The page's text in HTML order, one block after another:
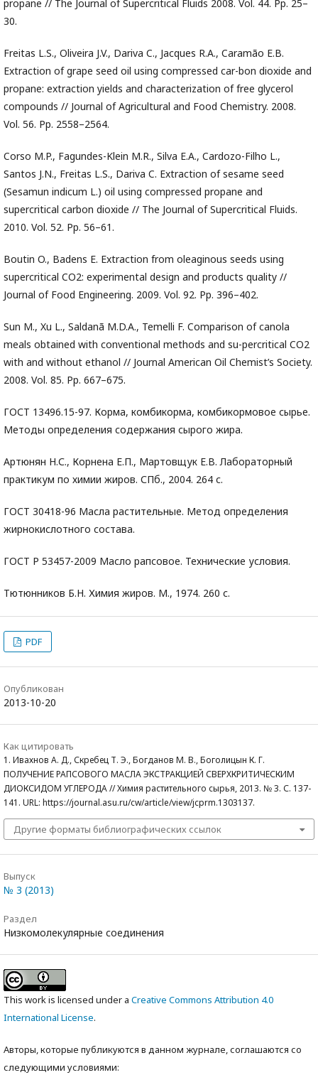
propane // The Journal of Supercritical Fluids 2008. Vol. 44. Pp. 25–
30.
Freitas L.S., Oliveira J.V., Dariva C., Jacques R.A., Caramão E.B.
Extraction of grape seed oil using compressed car-bon dioxide and
propane: extraction yields and characterization of free glycerol
compounds // Journal of Agricultural and Food Chemistry. 2008.
Vol. 56. Pp. 2558–2564.
Corso M.P., Fagundes-Klein M.R., Silva E.A., Cardozo-Filho L.,
Santos J.N., Freitas L.S., Dariva C. Extraction of sesame seed
(Sesamun indicum L.) oil using compressed propane and
supercritical carbon dioxide // The Journal of Supercritical Fluids.
2010. Vol. 52. Pp. 56–61.
Boutin O., Badens E. Extraction from oleaginous seeds using
supercritical CO2: experimental design and products quality //
Journal of Food Engineering. 2009. Vol. 92. Pp. 396–402.
Sun M., Xu L., Saldanã M.D.A., Temelli F. Comparison of canola
meals obtained with conventional methods and su-percritical CO2
with and without ethanol // Journal American Oil Chemist’s Society.
2008. Vol. 85. Pp. 667–675.
ГОСТ 13496.15-97. Корма, комбикорма, комбикормовое сырье.
Методы определения содержания сырого жира.
Артюнян Н.С., Корнена Е.П., Мартовщук Е.В. Лабораторный
практикум по химии жиров. СПб., 2004. 264 с.
ГОСТ 30418-96 Масла растительные. Метод определения
жирнокислотного состава.
ГОСТ Р 53457-2009 Масло рапсовое. Технические условия.
Тютюнников Б.Н. Химия жиров. М., 1974. 260 с.
PDF
Опубликован
2013-10-20
Как цитировать
1. Ивахнов А. Д., Скребец Т. Э., Богданов М. В., Боголицын К. Г.
ПОЛУЧЕНИЕ РАПСОВОГО МАСЛА ЭКСТРАКЦИЕЙ СВЕРХКРИТИЧЕСКИМ
ДИОКСИДОМ УГЛЕРОДА // Химия растительного сырья, 2013. № 3. С. 137-
141. URL: https://journal.asu.ru/cw/article/view/jcprm.1303137.
Другие форматы библиографических ссылок
Выпуск
№ 3 (2013)
Раздел
Низкомолекулярные соединения
This work is licensed under a Creative Commons Attribution 4.0
International License.
Авторы, которые публикуются в данном журнале, соглашаются со
следующими условиями: